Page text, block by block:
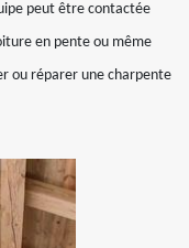
peut être contactée
en pente ou même
ou réparer une charpente